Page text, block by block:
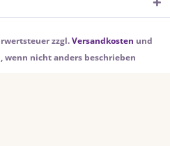
zzgl.Versandkosten und
wenn nicht anders beschrieben